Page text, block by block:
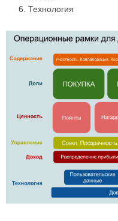
Технология